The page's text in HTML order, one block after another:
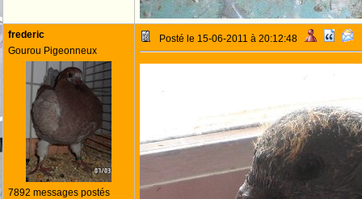
frederic
Gourou Pigeonneux
7892 messages postés
Posté le 15-06-2011 à 20:12:48